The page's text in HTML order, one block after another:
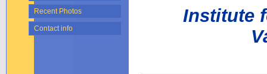
Recent Photos
Contact info
Institute